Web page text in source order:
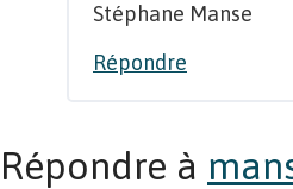
Stéphane Manse
Répondre
Répondre à